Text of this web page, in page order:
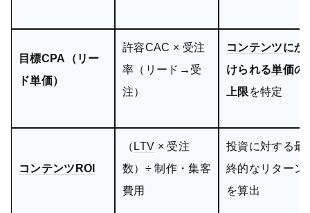
目標CPA（リー
ド単価）
許容CAC × 受注
率（リード→受
注）
コンテンツにか
けられる単価の
上限 を特定
コンテンツ ROI
（ LTV × 受注
数）÷ 制作・集客
費用
投資に対する最
終的なリターン
を算出